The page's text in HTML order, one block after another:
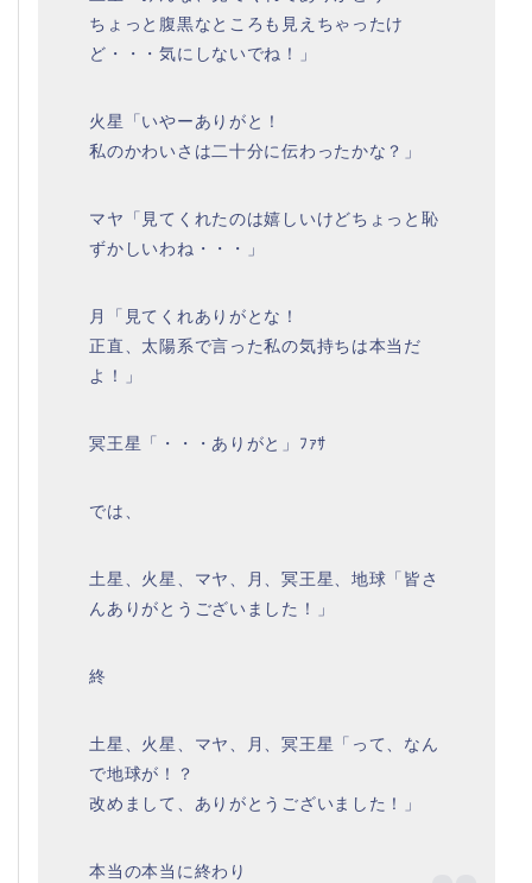
ちょっと腹黒なところも見えちゃったけ
ど・・・気にしないでね！」
火星「いやーありがと！
私のかわいさは二十分に伝わったかな？」
マヤ「見てくれたのは嬉しいけどちょっと恥
ずかしいわね・・・」
月「見てくれありがとな！
正直、太陽系で言った私の気持ちは本当だ
よ！」
冥王星「・・・ありがと」ﾌｧｻ
では、
土星、火星、マヤ、月、冥王星、地球「皆さ
んありがとうございました！」
終
土星、火星、マヤ、月、冥王星「って、なん
で地球が！？
改めまして、ありがとうございました！」
本当の本当に終わり